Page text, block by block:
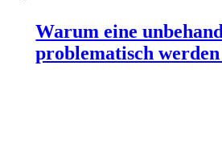
Warum eine
problematisch